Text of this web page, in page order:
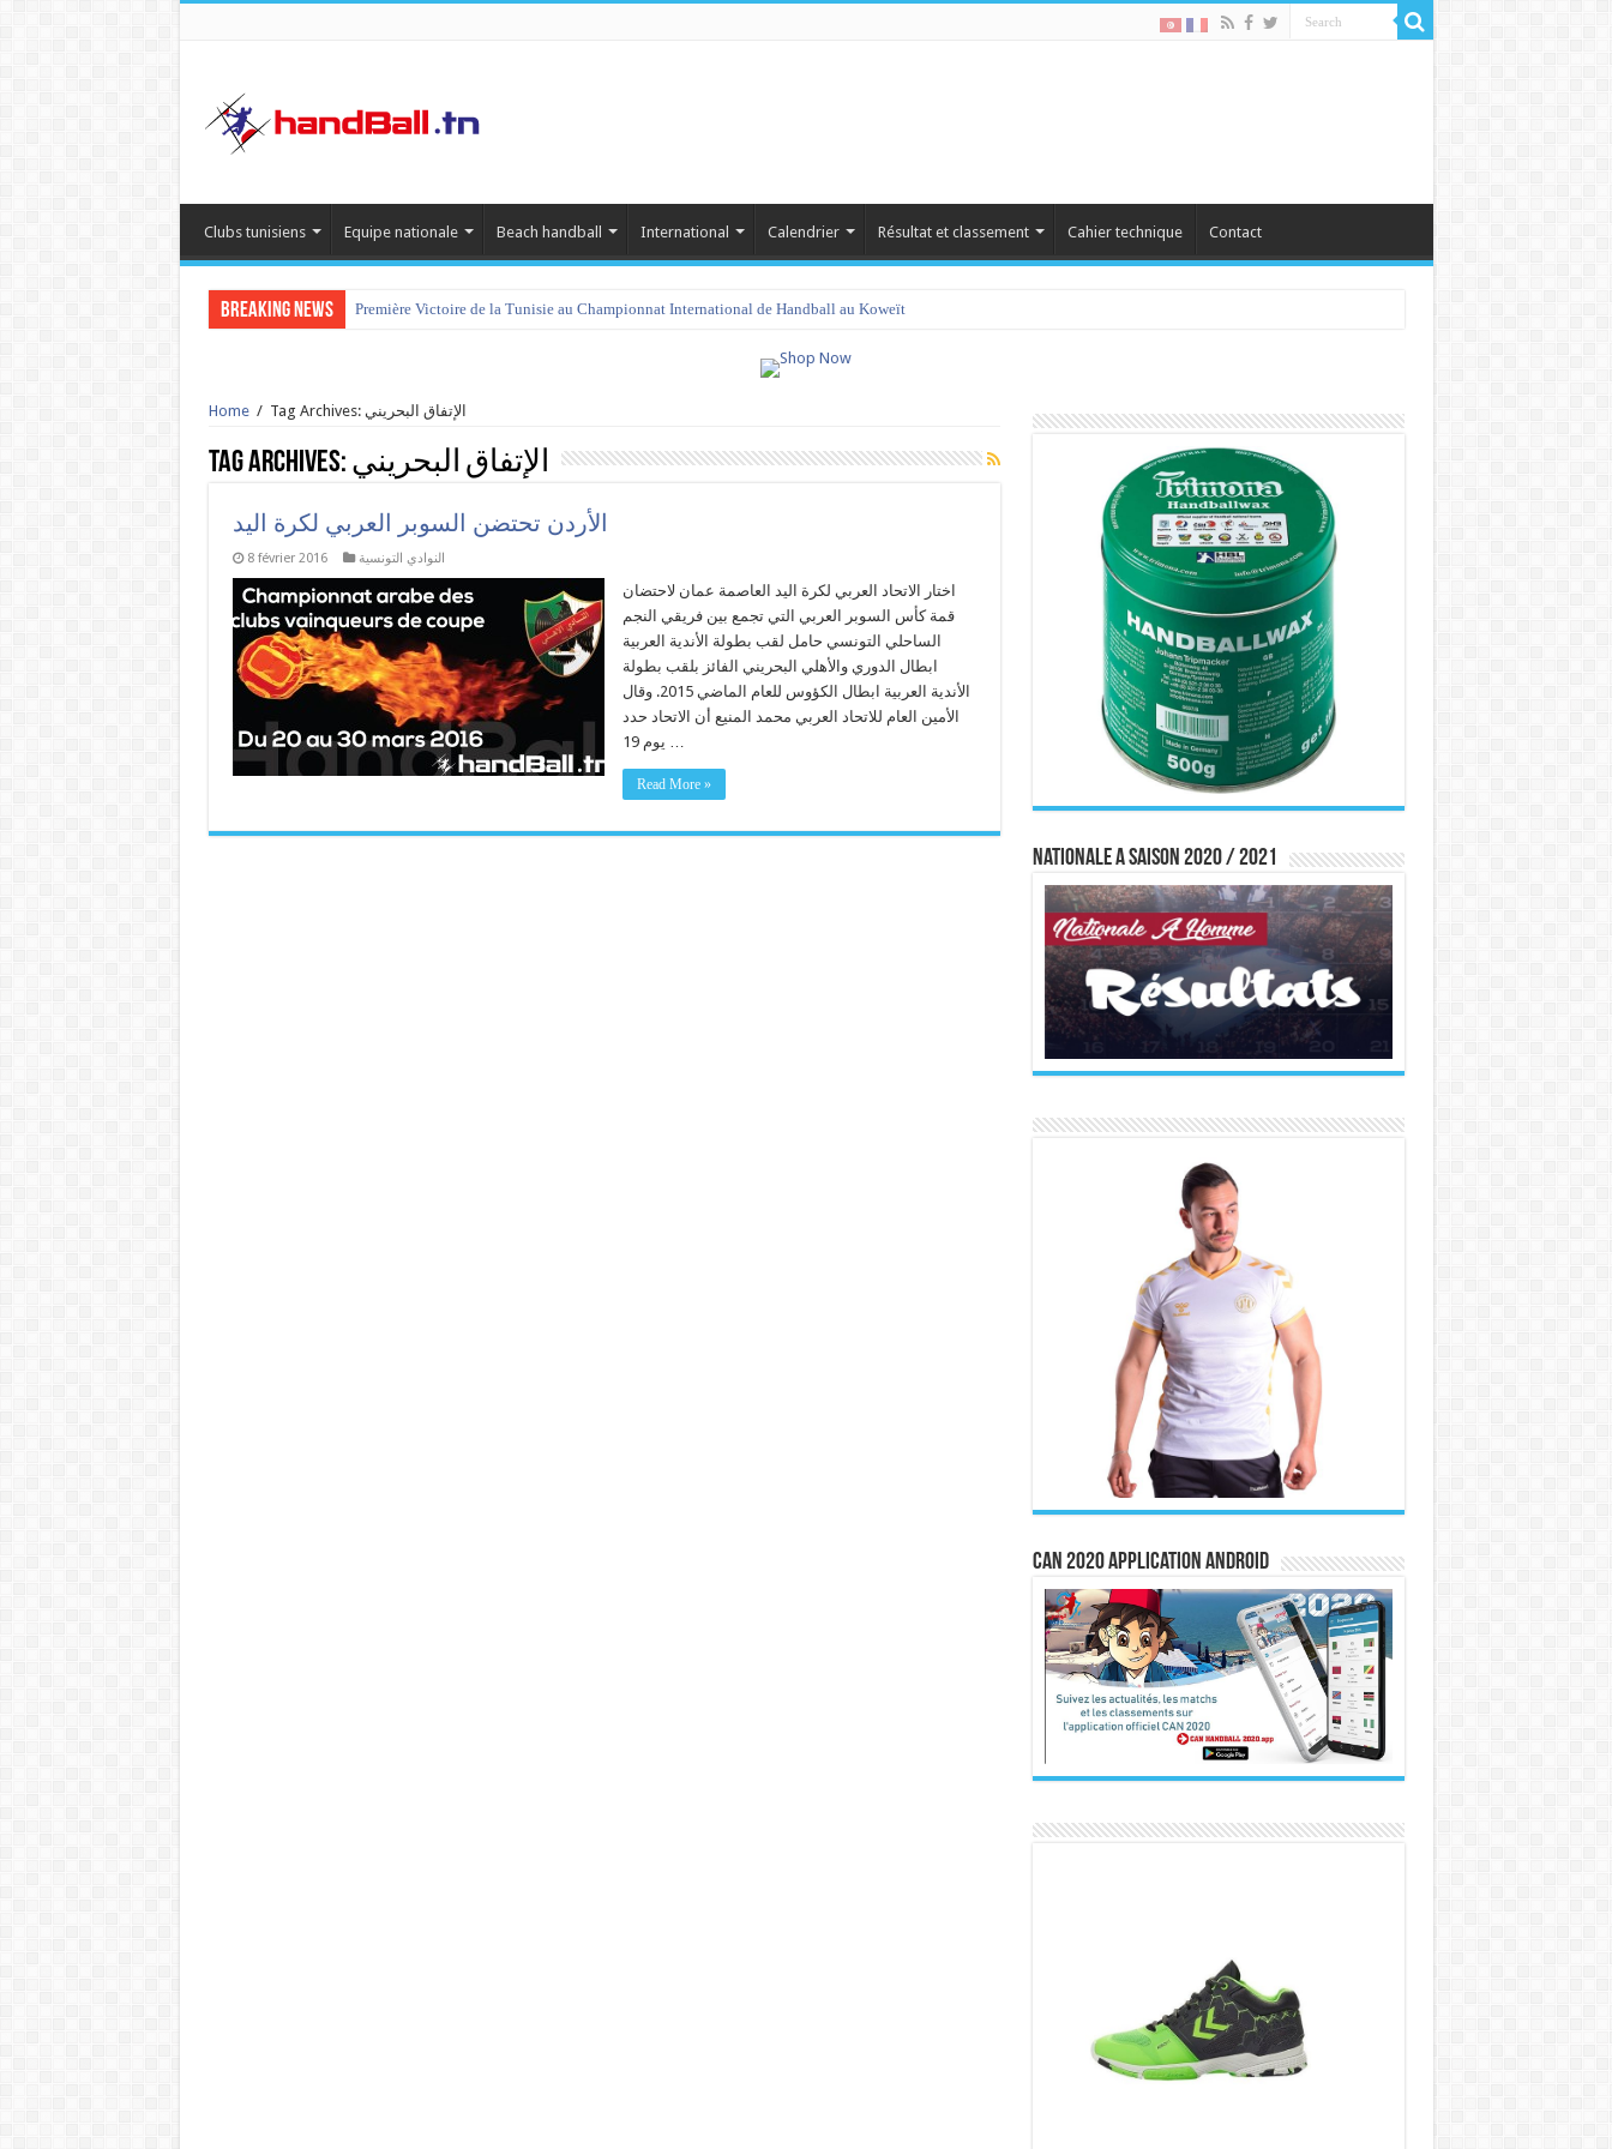
Clubs tunisiens Equipe nationale Beach handball International Calendrier Résultat et classement Cahier technique Contact
Breaking News Première Victoire de la Tunisie au Championnat International de Handball au Koweït
Home / Tag Archives: الإتفاق البحريني
Tag Archives: الإتفاق البحريني
الأردن تحتضن السوبر العربي لكرة اليد
8 février 2016 النوادي التونسية
اختار الاتحاد العربي لكرة اليد العاصمة عمان لاحتضان
قمة كأس السوبر العربي التي تجمع بين فريقي النجم
الساحلي التونسي حامل لقب بطولة الأندية العربية
ابطال الدوري والأهلي البحريني الفائز بلقب بطولة
الأندية العربية ابطال الكؤوس للعام الماضي 2015. وقال
الأمين العام للاتحاد العربي محمد المنيع أن الاتحاد حدد
يوم 19 …
Read More »
Nationale A saison 2020 / 2021
CAN 2020 Application Android